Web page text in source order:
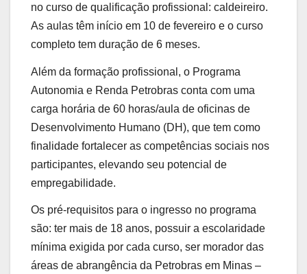
no curso de qualificação profissional: caldeireiro.
As aulas têm início em 10 de fevereiro e o curso
completo tem duração de 6 meses.
Além da formação profissional, o Programa
Autonomia e Renda Petrobras conta com uma
carga horária de 60 horas/aula de oficinas de
Desenvolvimento Humano (DH), que tem como
finalidade fortalecer as competências sociais nos
participantes, elevando seu potencial de
empregabilidade.
Os pré-requisitos para o ingresso no programa
são: ter mais de 18 anos, possuir a escolaridade
mínima exigida por cada curso, ser morador das
áreas de abrangência da Petrobras em Minas –